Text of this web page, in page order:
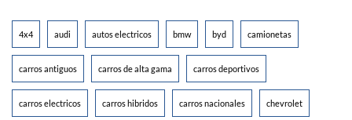
4x4 audi autos electricos bmw byd camionetas
carros antiguos carros de alta gama carros deportivos
carros electricos carros hibridos carros nacionales chevrolet